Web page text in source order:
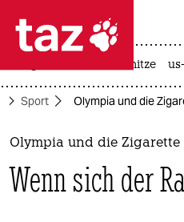
 taz zahl
taz zahl ich
themen
politik
hitze
Sport Olympia und die
Olympia und die Zigarette
Wenn sich der